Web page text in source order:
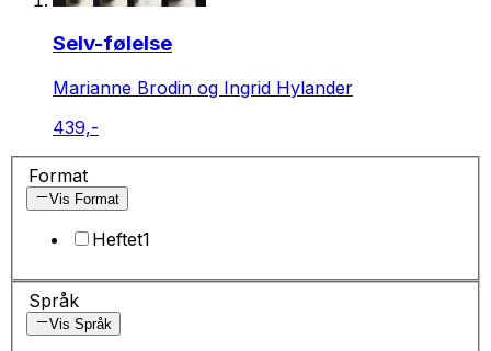
Selv-følelse
Marianne Brodin og Ingrid Hylander
439,-
Format
Vis Format
Heftet1
Språk
Vis Språk